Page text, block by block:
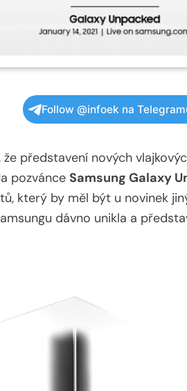
Follow @infoek na
že představení nových
pozvánce Samsung Galaxy
který by měl být u novinek
dávno unikla a